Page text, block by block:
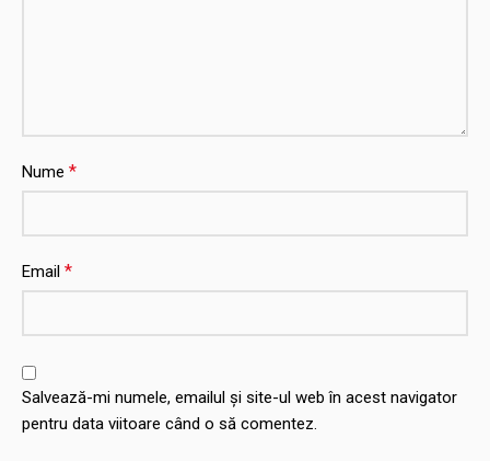
Nume *
Email *
Salvează-mi numele, emailul și site-ul web în acest navigator
pentru data viitoare când o să comentez.